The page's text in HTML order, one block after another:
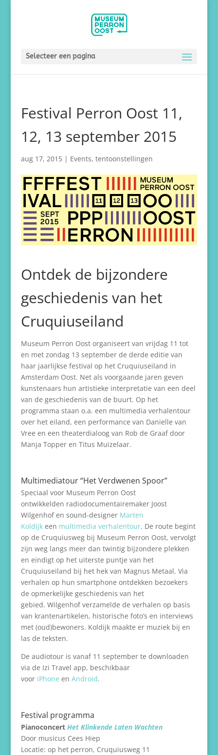
Selecteer een pagina
Festival Perron Oost 11,
12, 13 september 2015
aug 17, 2015| Events, tentoonstellingen
Ontdek de bijzondere
geschiedenis van het
Cruquiuseiland
Museum Perron Oost organiseert van vrijdag 11 tot
en met zondag 13 september de derde editie van
haar jaarlijkse festival op het Cruquiuseiland in
Amsterdam Oost. Net als voorgaande jaren geven
kunstenaars hun artistieke interpretatie van een deel
van de geschiedenis van de buurt. Op het
programma staan o.a. een multimedia verhalentour
over het eiland, een performance van Danielle van
Vree en een theaterdialoog van Rob de Graaf door
Manja Topper en Titus Muizelaar.
Multimediatour “Het Verdwenen Spoor”
Speciaal voor Museum Perron Oost
ontwikkelden radiodocumentairemaker Joost
Wilgenhof en sound-designer Marten
Koldijkeen multimedia verhalentour. De route begint
op de Cruquiusweg bij Museum Perron Oost, vervolgt
zijn weg langs meer dan twintig bijzondere plekken
en eindigt op het uiterste puntje van het
Cruquiuseiland bij het hek van Magnus Metaal. Via
verhalen op hun smartphone ontdekken bezoekers
de opmerkelijke geschiedenis van het
gebied. Wilgenhof verzamelde de verhalen op basis
van krantenartikelen, historische foto’s en interviews
met (oud)bewoners. Koldijk maakte er muziek bij en
las de teksten.
De audiotour is vanaf 11 september te downloaden
via de Izi Travel app, beschikbaar
voor iPhone en Android.
Festival programma
Pianoconcert Het Klinkende Laten Wachten
Door musicus Cees Hiep
Locatie: op het perron, Cruquiusweg 11